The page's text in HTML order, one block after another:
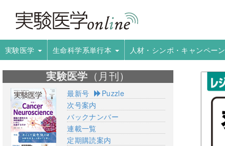
実験医学 生命科学系単行本 人材・シンポ・キャンペーン
実験医学 （月刊）
最新号
Puzzle
次号案内
バックナンバー
連載一覧
定期購読案内